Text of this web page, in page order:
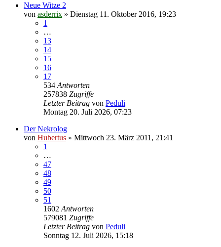
Neue Witze 2
von asderrix » Dienstag 11. Oktober 2016, 19:23
1
…
13
14
15
16
17
534 Antworten
257838 Zugriffe
Letzter Beitrag von Peduli
Montag 20. Juli 2026, 07:23
Der Nekrolog
von Hubertus » Mittwoch 23. März 2011, 21:41
1
…
47
48
49
50
51
1602 Antworten
579081 Zugriffe
Letzter Beitrag von Peduli
Sonntag 12. Juli 2026, 15:18